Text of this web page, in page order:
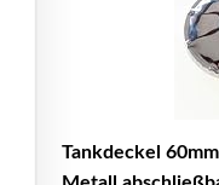
Tankdeckel